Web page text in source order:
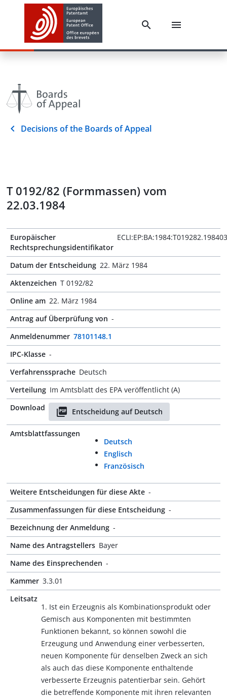
Decisions of the Boards of Appeal
T 0192/82 (Formmassen) vom
22.03.1984
Europäischer
Rechtsprechungsidentifikator
Datum der Entscheidung 22. März 1984
Aktenzeichen T 0192/82
Online am 22. März 1984
Antrag auf Überprüfung von -
Anmeldenummer 78101148.1
IPC-Klasse -
Verfahrenssprache Deutsch
Verteilung Im Amtsblatt des EPA veröffentlicht (A)
Download
Entscheidung auf Deutsch
Amtsblattfassungen
Deutsch
Englisch
Französisch
Weitere Entscheidungen für diese Akte -
Zusammenfassungen für diese Entscheidung -
Bezeichnung der Anmeldung -
Name des Antragstellers Bayer
Name des Einsprechenden -
Kammer 3.3.01
Leitsatz
1. Ist ein Erzeugnis als Kombinationsprodukt oder
Gemisch aus Komponenten mit bestimmten
Funktionen bekannt, so können sowohl die
Erzeugung und Anwendung einer verbesserten,
neuen Komponente für denselben Zweck an sich
als auch das diese Komponente enthaltende
verbesserte Erzeugnis patentierbar sein. Gehört
die betreffende Komponente mit ihren relevanten